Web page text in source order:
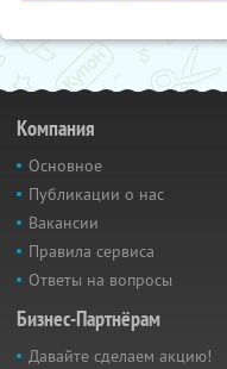
Компания
Основное
Публикации о нас
Вакансии
Правила сервиса
Ответы на вопросы
Бизнес-Партнёрам
Давайте сделаем акцию!